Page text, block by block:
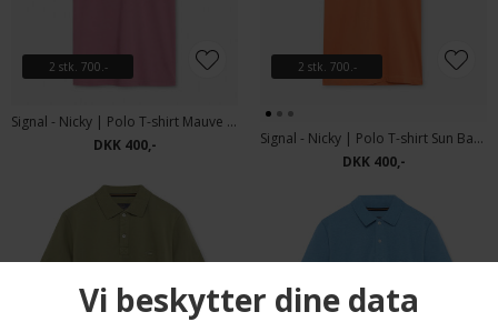
2 stk. 700.-
Signal - Nicky | Polo T-shirt Mauve Rose
DKK 400,-
2 stk. 700.-
Signal - Nicky | Polo T-shirt Sun Baked
DKK 400,-